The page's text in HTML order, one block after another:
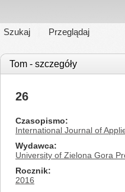
Szukaj Przeglądaj
Tom - szczegóły
26
Czasopismo
International Journal of
Wydawca
University of Zielona Gora
Rocznik
2016